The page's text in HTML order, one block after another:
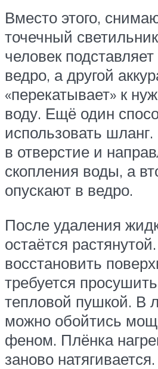
Вместо этого,
точечный
человек
ведро, а другой
«перекатывает» к
воду. Ещё один
использовать
в отверстие и
скопления воды, а
опускают в ведро.
После удаления
остаётся
восстановить
требуется
тепловой пушкой. В
можно обойтись
феном. Плёнка
заново натягивается.